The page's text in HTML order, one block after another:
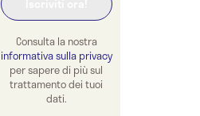
Consulta la nostra
informativa sulla privacy
per sapere di più sul
trattamento dei tuoi
dati.